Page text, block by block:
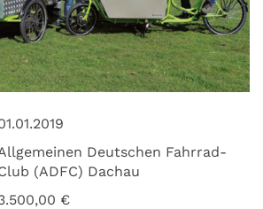
Deutschen Fahrrad-
(ADFC) Dachau
€